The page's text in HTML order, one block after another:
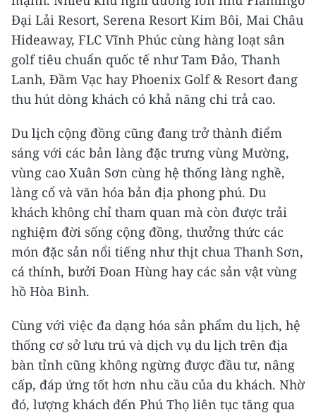
Đại Lải Resort, Serena Resort Kim Bôi, Mai Châu
Hideaway, FLC Vĩnh Phúc cùng hàng loạt sân
golf tiêu chuẩn quốc tế như Tam Đảo, Thanh
Lanh, Đầm Vạc hay Phoenix Golf & Resort đang
thu hút dòng khách có khả năng chi trả cao.
Du lịch cộng đồng cũng đang trở thành điểm
sáng với các bản làng đặc trưng vùng Mường,
vùng cao Xuân Sơn cùng hệ thống làng nghề,
làng cổ và văn hóa bản địa phong phú. Du
khách không chỉ tham quan mà còn được trải
nghiệm đời sống cộng đồng, thưởng thức các
món đặc sản nổi tiếng như thịt chua Thanh Sơn,
cá thính, bưởi Đoan Hùng hay các sản vật vùng
hồ Hòa Bình.
Cùng với việc đa dạng hóa sản phẩm du lịch, hệ
thống cơ sở lưu trú và dịch vụ du lịch trên địa
bàn tỉnh cũng không ngừng được đầu tư, nâng
cấp, đáp ứng tốt hơn nhu cầu của du khách. Nhờ
đó, lượng khách đến Phú Thọ liên tục tăng qua